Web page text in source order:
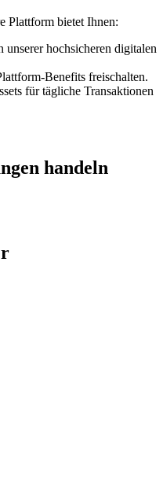
Plattform bietet Ihnen:
unserer hochsicheren digitalen
Benefits freischalten.
für tägliche Transaktionen
handeln